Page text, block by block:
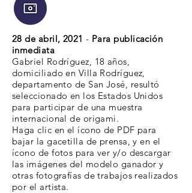
28 de abril, 2021 - Para publicación
inmediata
Gabriel Rodríguez, 18 años,
domiciliado en Villa Rodríguez,
departamento de San José, resultó
seleccionado en los Estados Unidos
para participar de una muestra
internacional de origami.
Haga clic en el ícono de PDF para
bajar la gacetilla de prensa, y en el
ícono de fotos para ver y/o descargar
las imágenes del modelo ganador y
otras fotografías de trabajos realizados
por el artista.